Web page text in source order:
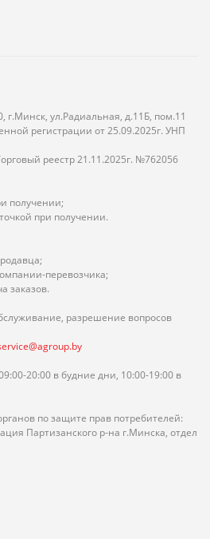
г.Минск, ул.Радиальная, д.11Б, пом.11
регистрации от 25.09.2025г. УНП
реестр 21.11.2025г. №762056
получении;
при получении.
перевозчика;
заказов.
разрешение вопросов
20:00 в будние дни, 10:00-19:00 в
по защите прав потребителей:
Партизанского р-на г.Минска, отдел